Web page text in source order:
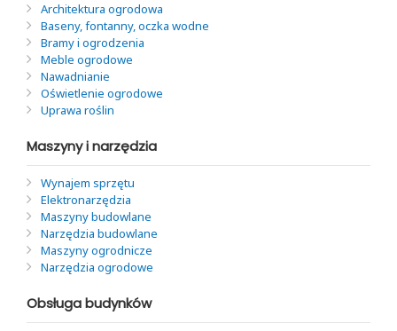
Architektura ogrodowa
Baseny, fontanny, oczka wodne
Bramy i ogrodzenia
Meble ogrodowe
Nawadnianie
Oświetlenie ogrodowe
Uprawa roślin
Maszyny i narzędzia
Wynajem sprzętu
Elektronarzędzia
Maszyny budowlane
Narzędzia budowlane
Maszyny ogrodnicze
Narzędzia ogrodowe
Obsługa budynków